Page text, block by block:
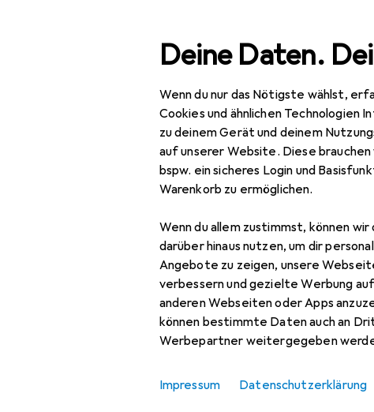
Deine Daten.
Wenn du nur das Nötigste wählst,
Cookies und ähnlichen Technologien
zu deinem Gerät und deinem
auf unserer Website. Diese brauchen
bspw. ein sicheres Login und
Warenkorb zu ermöglichen.
Wenn du allem zustimmst, können
darüber hinaus nutzen, um dir
Angebote zu zeigen, unsere
verbessern und gezielte Werbung
anderen Webseiten oder Apps
können bestimmte Daten auch an
Werbepartner weitergegeben
Impressum Datenschutzerklärung
Navigation nach Kategorien Gesamtsortiment Beauty +
EUR
16,76